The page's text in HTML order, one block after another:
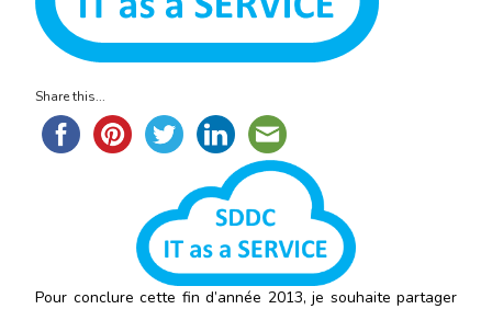
Share this...
Pour conclure cette fin d’année 2013, je souhaite partager